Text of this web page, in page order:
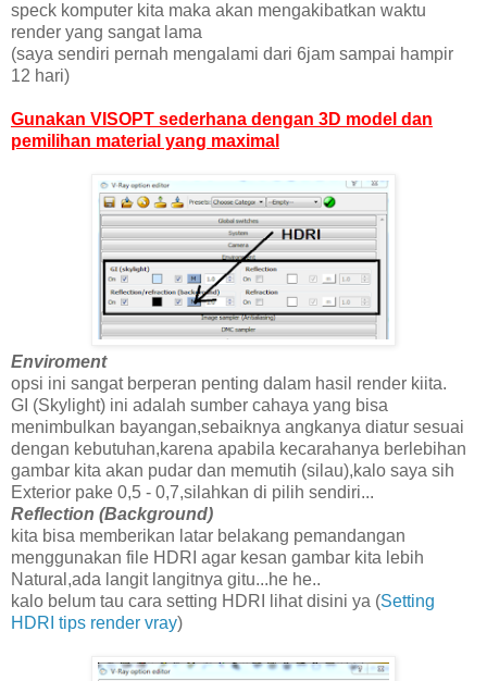
speck komputer kita maka akan mengakibatkan waktu
render yang sangat lama
(saya sendiri pernah mengalami dari 6jam sampai hampir
12 hari)
Gunakan VISOPT sederhana dengan 3D model dan
pemilihan material yang maximal
Enviroment
opsi ini sangat berperan penting dalam hasil render kiita.
GI (Skylight) ini adalah sumber cahaya yang bisa
menimbulkan bayangan,sebaiknya angkanya diatur sesuai
dengan kebutuhan,karena apabila kecarahanya berlebihan
gambar kita akan pudar dan memutih (silau),kalo saya sih
Exterior pake 0,5 - 0,7,silahkan di pilih sendiri...
Reflection (Background)
kita bisa memberikan latar belakang pemandangan
menggunakan file HDRI agar kesan gambar kita lebih
Natural,ada langit langitnya gitu...he he..
kalo belum tau cara setting HDRI lihat disini ya (Setting
HDRI tips render vray)